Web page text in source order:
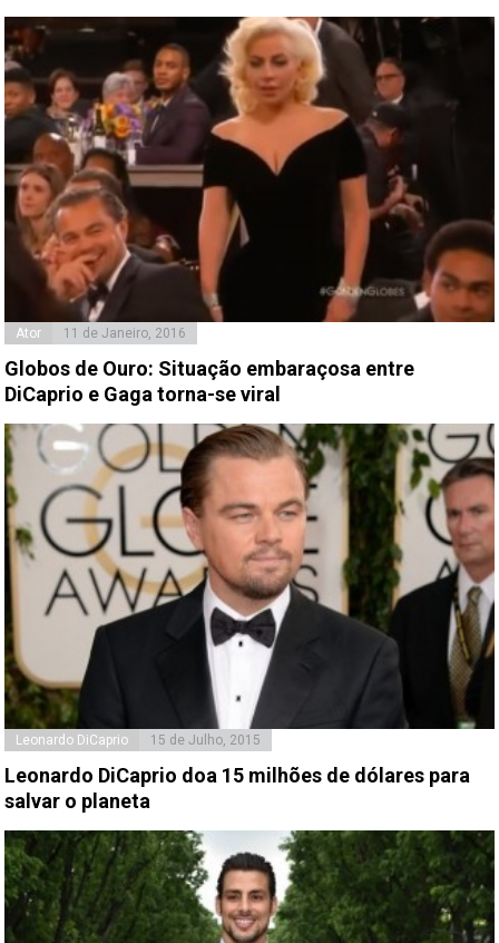
Ator 11 de Janeiro, 2016
Globos de Ouro: Situação embaraçosa entre
DiCaprio e Gaga torna-se viral
Leonardo DiCaprio 15 de Julho, 2015
Leonardo DiCaprio doa 15 milhões de dólares para
salvar o planeta